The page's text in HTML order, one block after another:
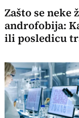
Zašto se neke
androfobija:
ili posledicu